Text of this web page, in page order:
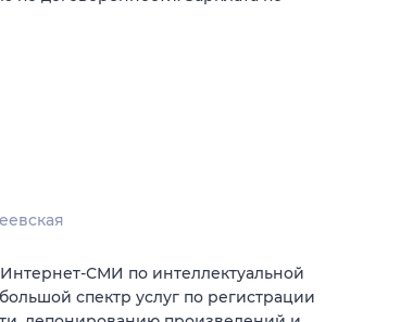
СМИ по интеллектуальной
спектр услуг по регистрации